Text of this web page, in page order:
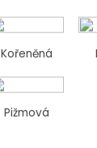
Kořeněná
Pižmová